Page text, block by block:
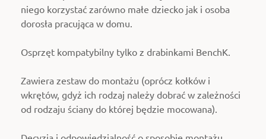
niego korzystać zarówno małe dziecko jak i osoba
dorosła pracująca w domu.
Osprzęt kompatybilny tylko z drabinkami BenchK.
Zawiera zestaw do montażu (oprócz kołków i
wkrętów, gdyż ich rodzaj należy dobrać w zależności
od rodzaju ściany do której będzie mocowana).